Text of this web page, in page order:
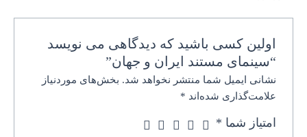
اولین کسی باشید که دیدگاهی می نویسد
“سینمای مستند ایران و جهان”
نشانی ایمیل شما منتشر نخواهد شد. بخش‌های موردنیاز
علامت‌گذاری شده‌اند *
امتیاز شما *